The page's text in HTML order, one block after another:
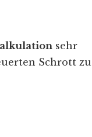
sehr
Schrott zu